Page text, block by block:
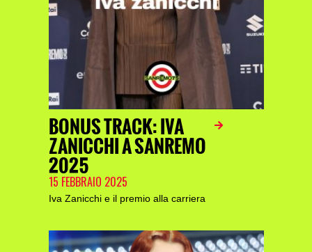
BONUS TRACK: IVA
ZANICCHI A SANREMO
2025
15 FEBBRAIO 2025
Iva Zanicchi e il premio alla carriera